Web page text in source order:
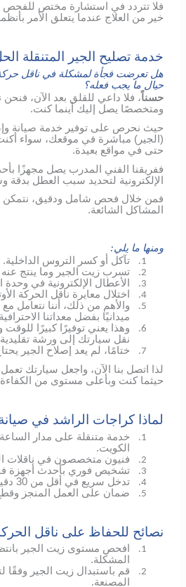
فلا تتردد في استشارة مختص للفحص
خير من العلاج عندما يتعلق الأمر
خدمة تصليح الجير المتنقلة
هل تعرضت فجأة لمشكلة في ناقل
حيال ما يجب فعله؟
حسناً، فلا داعي للقلق بعد الآن،
ومتخصصًا يصل إليك أينما كنت.
حيث نحرص على توفير خدمة صيانة
(الجير) مباشرة في موقعك، سواء
حتى في مواقع بعيدة.
ففريقنا الفني المدرب يصل مجهزًا
الإلكترونية لتحديد سبب العطل بدقة
فمن خلال فحص شامل ودقيق، نتمكن
المشاكل الشائعة.
ومنها ما يلي:
1. تآكل أو كسر التروس الداخلية.
2. تسرب زيت الجير وما ينتج
3. الأعطال الإلكترونية في وحدة
4. اختلال معايرة ناقل الحركة
5.
والأهم من ذلك، أننا نتعامل
ميدانيًا بفضل معداتنا
6.
وهذا يعني توفيرًا كبيرًا للوقت
نقل سيارتك إلى ورشة
7.
ختامًا، لم يعد إصلاح الجير
لذا اتصل بنا الآن، واجعل سيارتك
حيثما كنت وبأعلى مستوى من
لماذا كراجات الراشد في
1.
خدمة متنقلة على مدار
الكويت.
2. فنيون متخصصون في ناقلات
3. تشخيص فوري بأحدث أجهزة
4. تدخل سريع في أقل من 30 دقيقة من الاتصال.
5. ضمان على العمل المنجز
نصائح للحفاظ على ناقل
1.
افحص مستوى زيت الجير
المشكلة.
2.
قم باستبدال زيت الجير وفقًا
المصنعة.